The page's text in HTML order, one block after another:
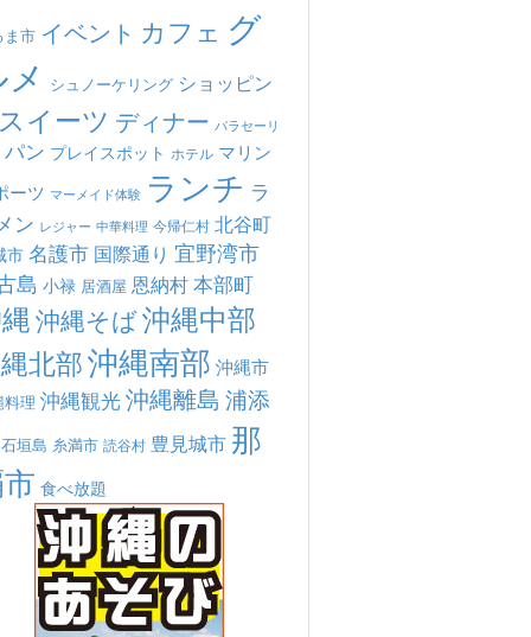
ま市 イベント カフェ グ
シュノーケリング ショッピン
イーツ ディナー パラセーリ
パン プレイスポット ホテル マリン
ーツ マーメイド体験 ランチ ラ
ン レジャー 中華料理 今帰仁村 北谷町
市名護市 国際通り 宜野湾市
島 小禄 居酒屋 恩納村本部町
沖縄そば沖縄中部
北部沖縄南部 沖縄市
料理 沖縄観光沖縄離島 浦添
石垣島 糸満市 読谷村 豊見城市 那
食べ放題